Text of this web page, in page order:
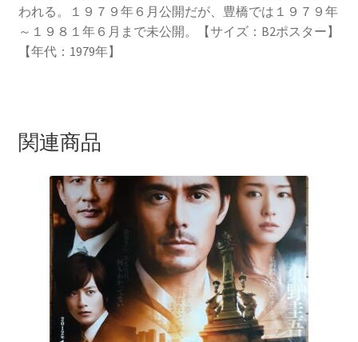
われる。１９７９年６月公開だが、豊橋では１９７９年
～１９８１年６月まで未公開。【サイズ：B2ポスター】
【年代：1979年】
関連商品